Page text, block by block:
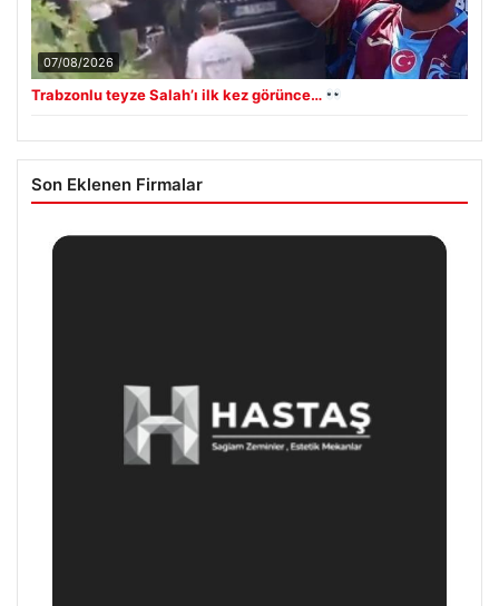
07/08/2026
Trabzonlu teyze Salah’ı ilk kez görünce…
Son Eklenen Firmalar